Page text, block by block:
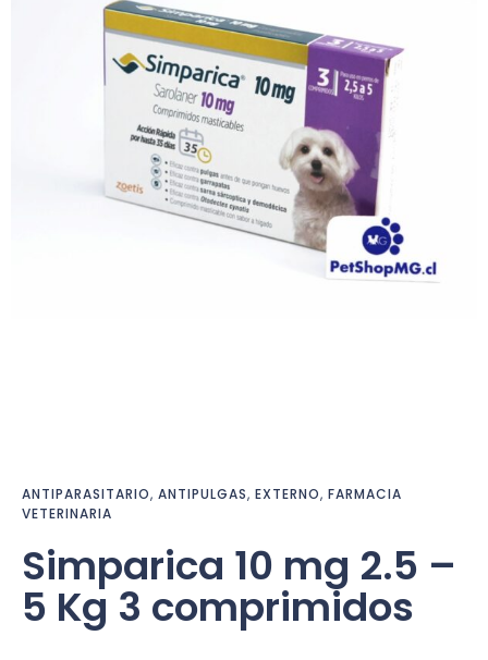
ANTIPARASITARIO, ANTIPULGAS, EXTERNO, FARMACIA
VETERINARIA
Simparica 10 mg 2.5 –
5 Kg 3 comprimidos